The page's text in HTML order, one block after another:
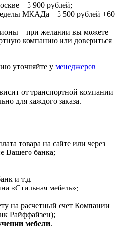
– 3 900 рублей;
МКАДа – 3 500 рублей +60
– при желании вы можете
компанию или довериться
уточняйте у менеджеров
от транспортной компании
для каждого заказа.
товара на сайте или через
Вашего банка;
и т.д.
«Стильная мебель»;
на расчетный счет Компании
Райффайзен);
мебели.